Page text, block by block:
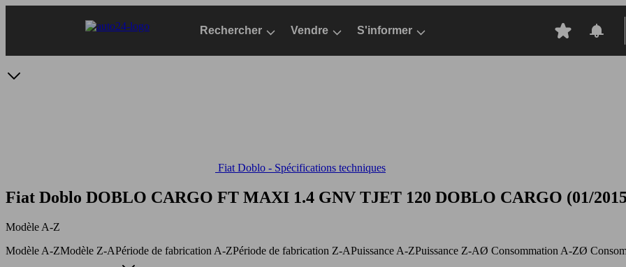
Rechercher Vendre S'informer
Fiat Doblo - Spécifications techniques
Fiat Doblo DOBLO CARGO FT MAXI 1.4 GNV TJET 120 DOBLO CARGO (01/
Modèle A-Z
Modèle A-ZModèle Z-APériode de fabrication A-ZPériode de fabrication Z-APuissance A-ZPuissance Z-AØ Consommation A-ZØ